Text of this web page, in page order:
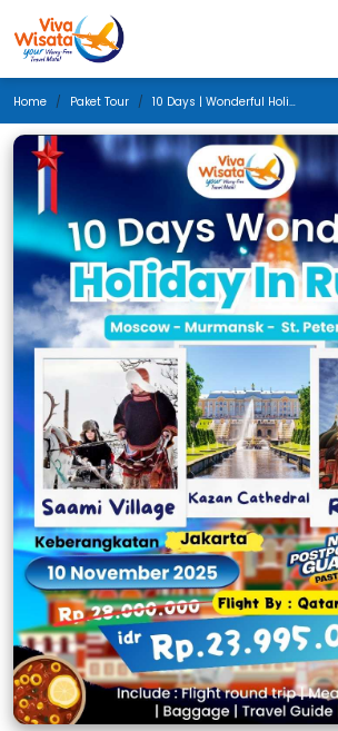
Home Paket Tour 10 Days | Wonderful Holiday In Russia | November 2025 | Jakarta